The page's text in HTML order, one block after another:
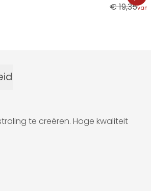
€ 19,35
te creëren. Hoge kwaliteit